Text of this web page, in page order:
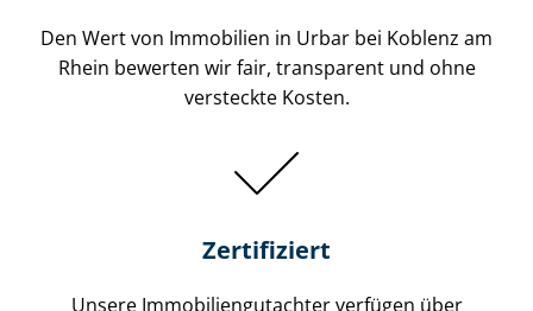
Den Wert von Immobilien in Urbar bei Koblenz am
Rhein bewerten wir fair, transparent und ohne
versteckte Kosten.
Zertifiziert
Unsere Immobilien­gutachter verfügen über